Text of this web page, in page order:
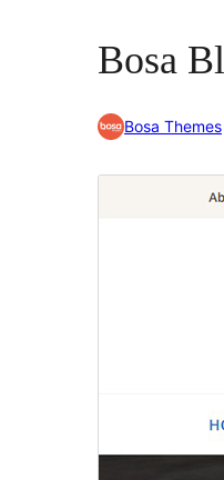
Bosa
Bosa Themes